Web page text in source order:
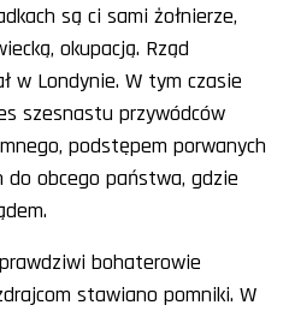
są ci sami żołnierze,
okupacją. Rząd
w Londynie. W tym czasie
szesnastu przywódców
podstępem porwanych
obcego państwa, gdzie
bohaterowie
stawiano pomniki. W